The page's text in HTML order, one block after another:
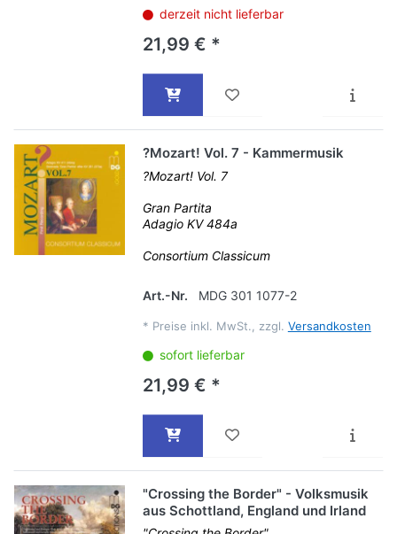
derzeit nicht lieferbar
21,99 € *
?Mozart! Vol. 7 - Kammermusik
?Mozart! Vol. 7
Gran Partita
Adagio KV 484a
Consortium Classicum
Art.-Nr. MDG 301 1077-2
* Preise inkl. MwSt., zzgl. Versandkosten
sofort lieferbar
21,99 € *
"Crossing the Border" - Volksmusik
aus Schottland, England und Irland